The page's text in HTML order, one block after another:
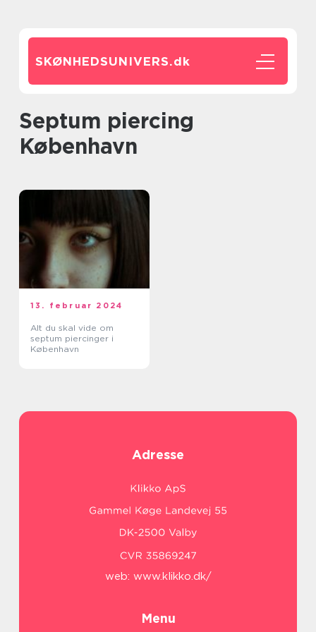
SKØNHEDSUNIVERS.dk
Septum piercing
København
13. februar 2024
Alt du skal vide om
septum piercinger i
København
Adresse
web: www.klikko.dk/
Menu